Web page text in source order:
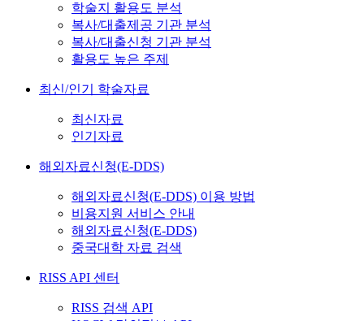
학술지 활용도 분석
복사/대출제공 기관 분석
복사/대출신청 기관 분석
활용도 높은 주제
최신/인기 학술자료
최신자료
인기자료
해외자료신청(E-DDS)
해외자료신청(E-DDS) 이용 방법
비용지원 서비스 안내
해외자료신청(E-DDS)
중국대학 자료 검색
RISS API 센터
RISS 검색 API